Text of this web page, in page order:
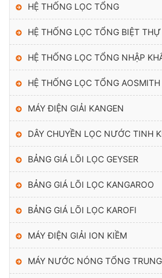
Thu hồi tỷ lệ nước sạch
– Máy lọc nước có tỷ lệ lọc – thải là 6/
– 10 lít nước đưa vào máy sẽ lọc
uống và 4 lít được thải ra ngoài.
– Lượng nước thải ra, bạn có thể tái
sinh hoạt, vệ sinh khác của gia đình
cửa, nhà vệ sinh hay tưới cây,…
HỆ THỐNG LỌC TỔNG
HỆ THỐNG LỌC TỔNG BIỆT
HỆ THỐNG LỌC TỔNG NHẬP
HỆ THỐNG LỌC TỔNG AOSMITH
MÁY ĐIỆN GIẢI KANGEN
DÂY CHUYỀN LỌC NƯỚC TINH
BẢNG GIÁ LÕI LỌC GEYSER
BẢNG GIÁ LÕI LỌC KANGAROO
BẢNG GIÁ LÕI LỌC KAROFI
MÁY ĐIỆN GIẢI ION KIỀM
MÁY NƯỚC NÓNG TỔNG